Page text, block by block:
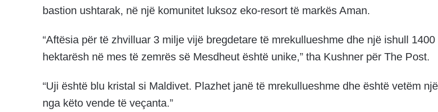
bastion ushtarak, në një komunitet luksoz eko-resort të markës Aman.
“Aftësia për të zhvilluar 3 milje vijë bregdetare të mrekullueshme dhe një ishull 1400
hektarësh në mes të zemrës së Mesdheut është unike,” tha Kushner për The Post.
“Uji është blu kristal si Maldivet. Plazhet janë të mrekullueshme dhe është vetëm një
nga këto vende të veçanta.”